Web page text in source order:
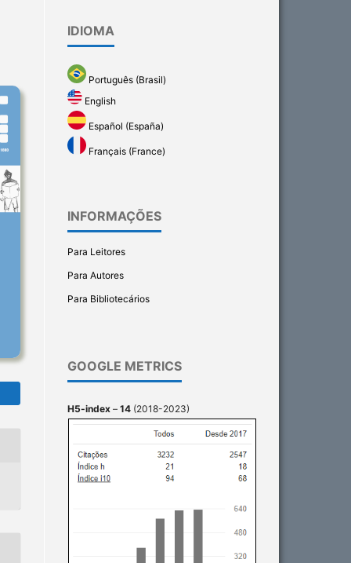
IDIOMA
Português (Brasil)
English
Español (España)
Français (France)
INFORMAÇÕES
Para Leitores
Para Autores
Para Bibliotecários
GOOGLE METRICS
H5-index – 14 (2018-2023)